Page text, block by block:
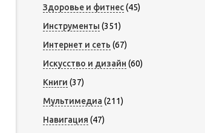
Здоровье и фитнес(45)
Инструменты (351)
Интернет и сеть (67)
Искусство и дизайн (60)
Книги (37)
Мультимедиа (211)
Навигация (47)